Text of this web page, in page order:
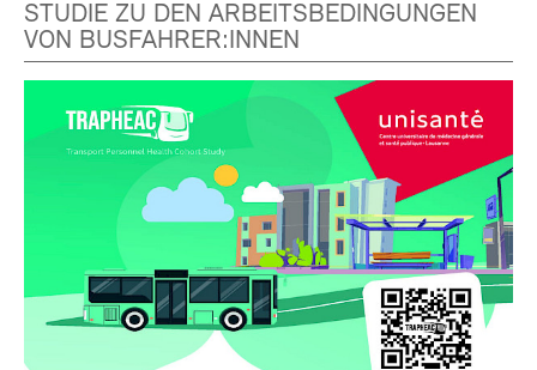
STUDIE ZU DEN ARBEITSBEDINGUNGEN
VON BUSFAHRER:INNEN